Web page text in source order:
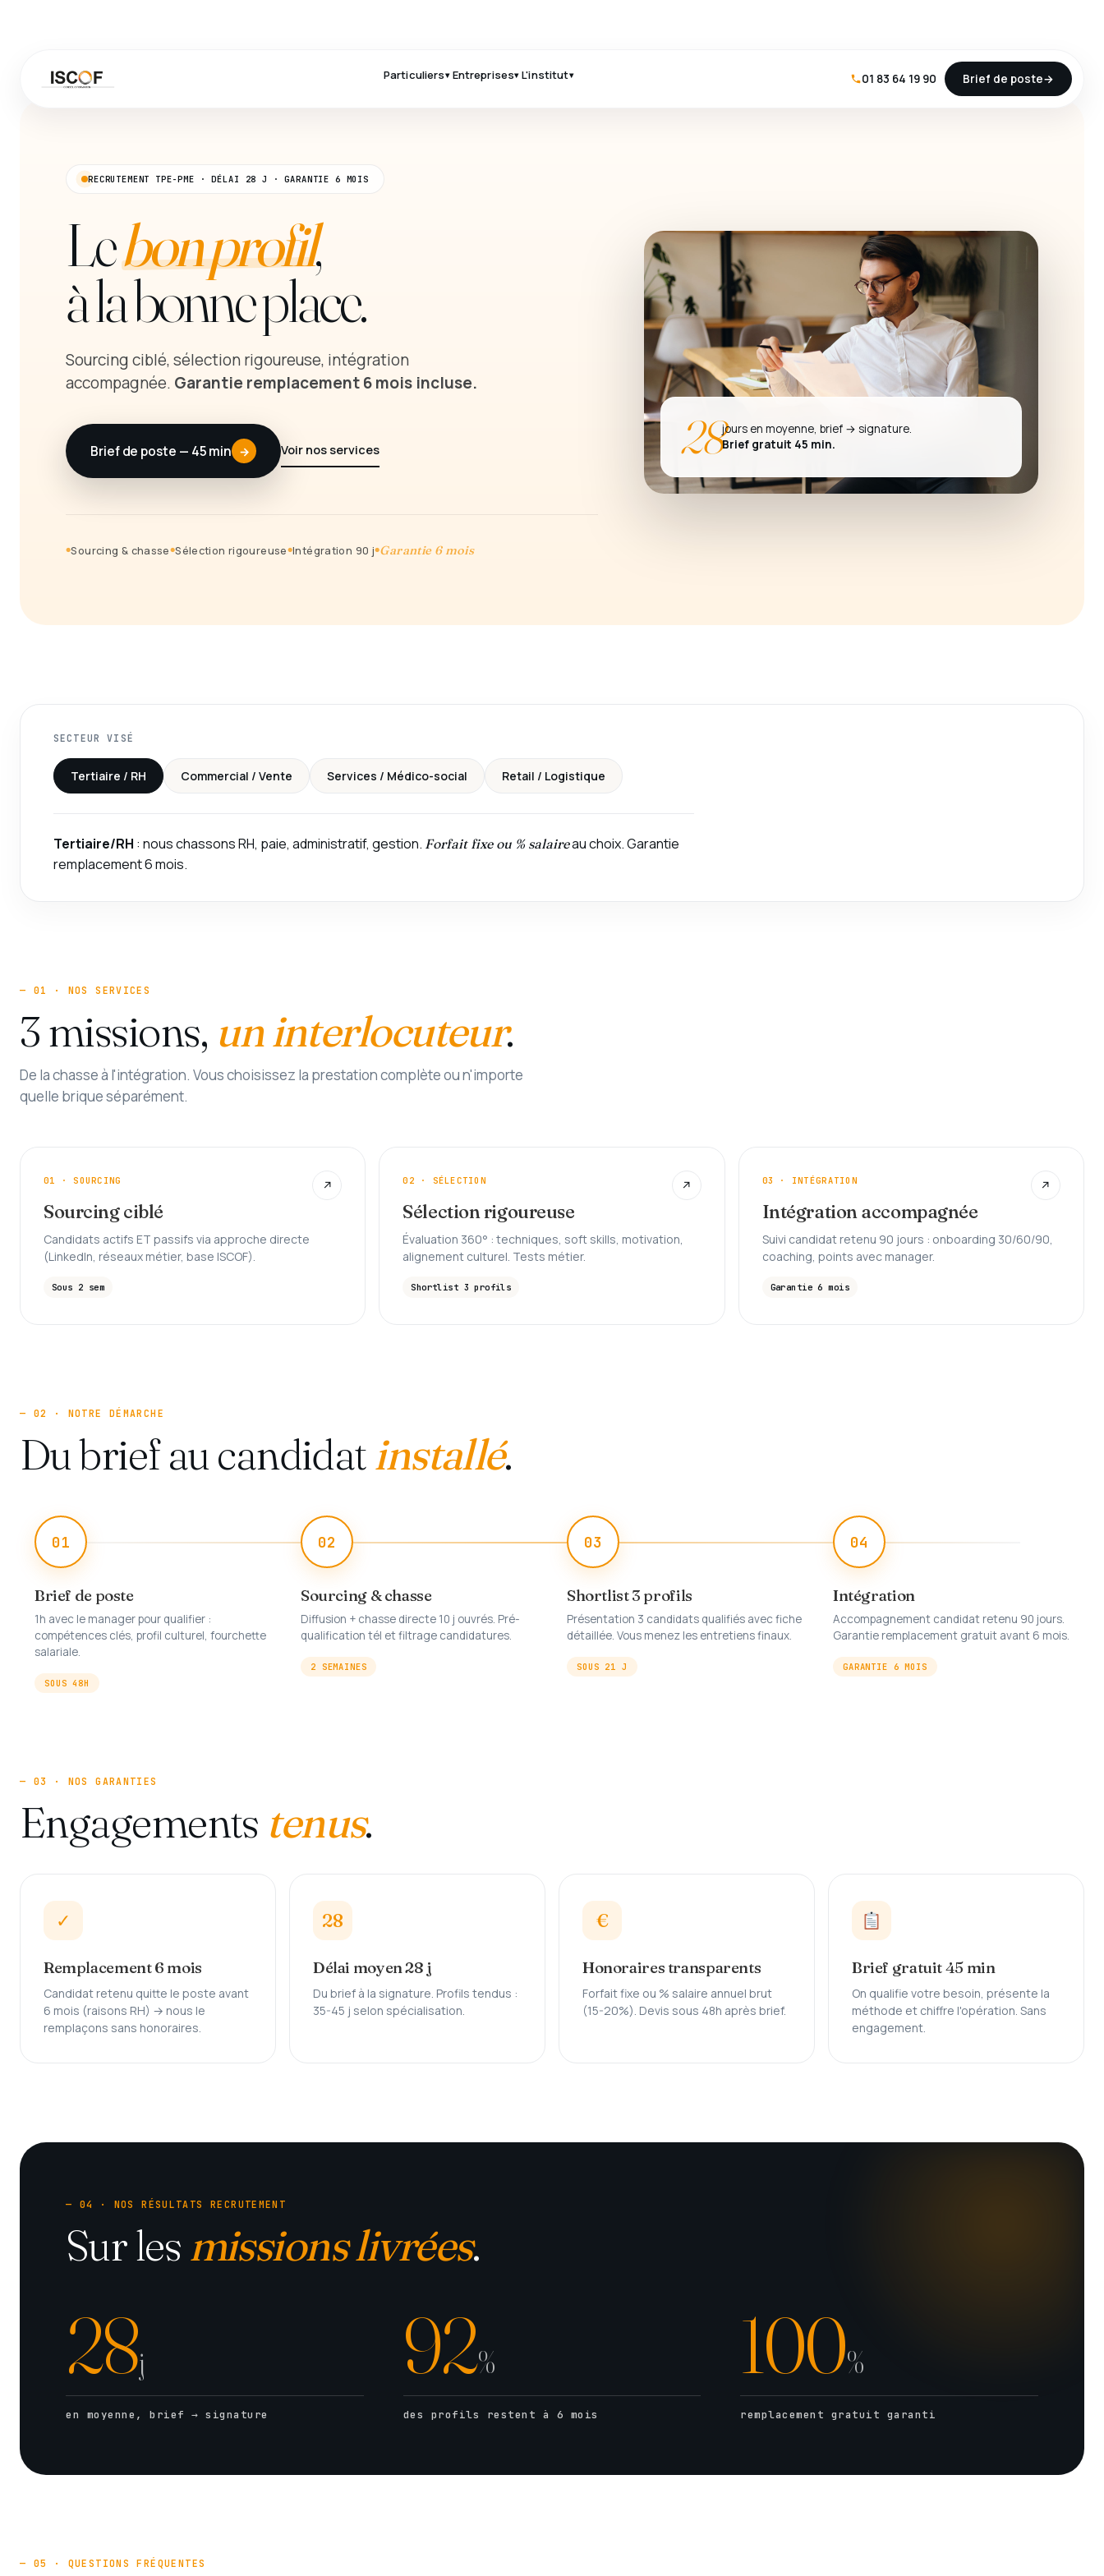
Particuliers Entreprises L'institut 01 83 64 19 90 Brief de poste
RECRUTEMENT TPE-PME · DÉLAI 28 J · GARANTIE 6 MOIS
Lebon profil,
à la bonne place.
Sourcing ciblé, sélection rigoureuse, intégration
accompagnée. Garantie remplacement 6 mois incluse.
Brief de poste — 45 min Voir nos services
Sourcing & chasse Sélection rigoureuse Intégration 90 j Garantie 6 mois
28jours en moyenne, brief → signature.
Brief gratuit 45 min.
SECTEUR VISÉ
Tertiaire / RH Commercial / Vente Services / Médico-social Retail / Logistique
Tertiaire/RH : nous chassons RH, paie, administratif, gestion. Forfait fixe ou % salaireau choix. Garantie
remplacement 6 mois.
— 01 · NOS SERVICES
3 missions, un interlocuteur.
De la chasse à l'intégration. Vous choisissez la prestation complète ou n'importe
quelle brique séparément.
↗
01 · SOURCING
Sourcing ciblé
Candidats actifs ET passifs via approche directe
(LinkedIn, réseaux métier, base ISCOF).
Sous 2 sem
↗
02 · SÉLECTION
Sélection rigoureuse
Évaluation 360° : techniques, soft skills, motivation,
alignement culturel. Tests métier.
Shortlist 3 profils
↗
03 · INTÉGRATION
Intégration accompagnée
Suivi candidat retenu 90 jours : onboarding 30/60/90,
coaching, points avec manager.
Garantie 6 mois
— 02 · NOTRE DÉMARCHE
Du brief au candidatinstallé.
01
Brief de poste
1h avec le manager pour qualifier :
compétences clés, profil culturel, fourchette
salariale.
SOUS 48H
02
Sourcing & chasse
Diffusion + chasse directe 10 j ouvrés. Pré-
qualification tél et filtrage candidatures.
2 SEMAINES
03
Shortlist 3 profils
Présentation 3 candidats qualifiés avec fiche
détaillée. Vous menez les entretiens finaux.
SOUS 21 J
04
Intégration
Accompagnement candidat retenu 90 jours.
Garantie remplacement gratuit avant 6 mois.
GARANTIE 6 MOIS
— 03 · NOS GARANTIES
Engagements tenus.
✓
Remplacement 6 mois
Candidat retenu quitte le poste avant
6 mois (raisons RH) → nous le
remplaçons sans honoraires.
28
Délai moyen 28 j
Du brief à la signature. Profils tendus :
35-45 j selon spécialisation.
€
Honoraires transparents
Forfait fixe ou % salaire annuel brut
(15-20%). Devis sous 48h après brief.
Brief gratuit 45 min
On qualifie votre besoin, présente la
méthode et chiffre l'opération. Sans
engagement.
— 04 · NOS RÉSULTATS RECRUTEMENT
Sur lesmissions livrées.
28j
en moyenne, brief → signature
92%
des profils restent à 6 mois
100%
remplacement gratuit garanti
— 05 · QUESTIONS FRÉQUENTES